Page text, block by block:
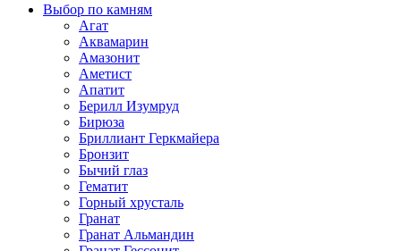
Выбор по камням
Агат
Аквамарин
Амазонит
Аметист
Апатит
Берилл Изумруд
Бирюза
Бриллиант Геркмайера
Бронзит
Бычий глаз
Гематит
Горный хрусталь
Гранат
Гранат Альмандин